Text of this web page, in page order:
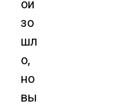
ои
зо
шл
о,
но
вы